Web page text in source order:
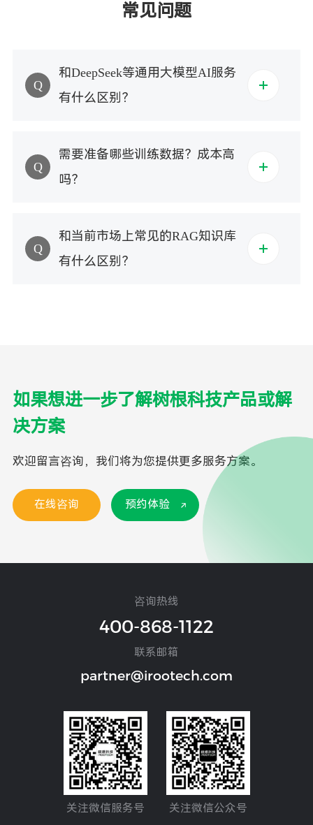
常见问题
Q
和DeepSeek等通用大模型AI服务
有什么区别？
Q
需要准备哪些训练数据？成本高
吗？
Q
和当前市场上常见的RAG知识库
有什么区别？
如果想进一步了解树根科技产品或解
决方案
欢迎留言咨询，我们将为您提供更多服务方案。
在线咨询 预约体验
咨询热线
400-868-1122
联系邮箱
partner@irootech.com
关注微信服务号 关注微信公众号